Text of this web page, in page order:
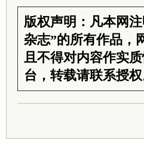
版权声明：凡本网
杂志”的所有作品，
且不得对内容作实
台，转载请联系授